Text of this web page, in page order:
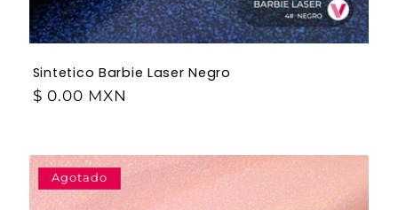
Sintetico Barbie Laser Negro
$ 0.00 MXN
Agotado